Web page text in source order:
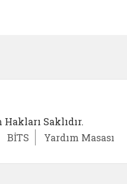
Hakları Saklıdır.
BİTS Yardım Masası